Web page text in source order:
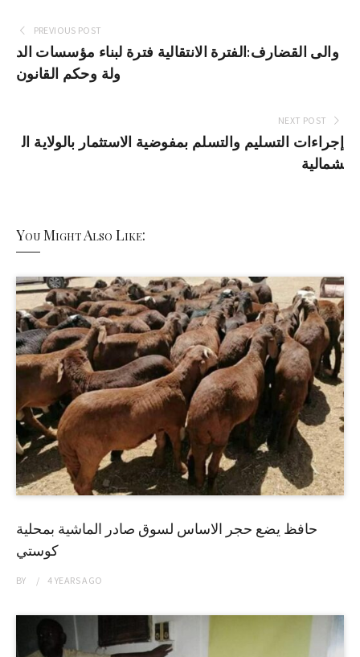
PREVIOUS POST
والى القضارف:الفترة الانتقالية فترة لبناء مؤسسات الد
ولة وحكم القانون
NEXT POST
إجراءات التسليم والتسلم بمفوضية الاستثمار بالولاية ال
شمالية
You Might Also Like:
حافظ يضع حجر الاساس لسوق صادر الماشية بمحلية
كوستي
BY 4 YEARSAGO